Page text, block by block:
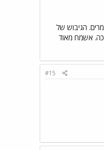
הגיבוש של
אשמח מאוד
#15